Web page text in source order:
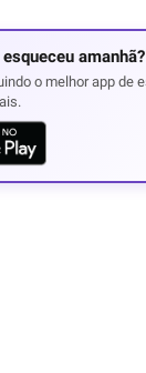
amanhã?
o melhor app de